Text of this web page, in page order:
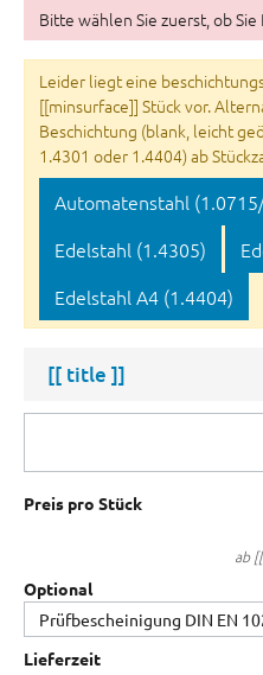
Bitte wählen Sie zuerst, ob
Leider liegt eine
[[minsurface]] Stück vor.
Beschichtung (blank, leicht
1.4301 oder 1.4404) ab
Automatenstahl
Edelstahl (1.4305)
Edelstahl A4 (1.4404)
[[ title ]]
Preis pro Stück
ab
Optional
Lieferzeit